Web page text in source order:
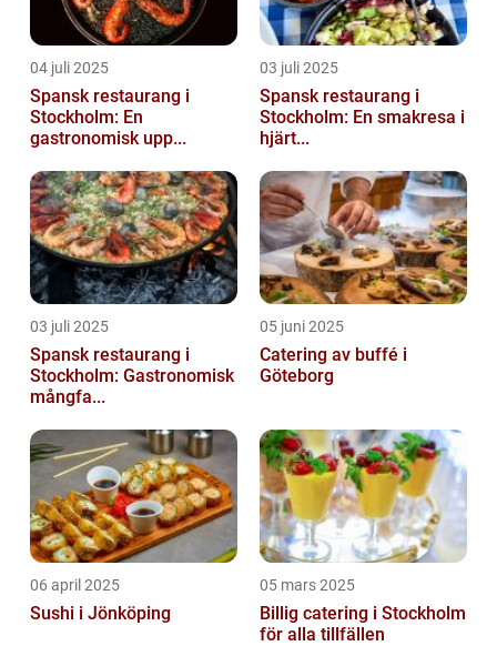
04 juli 2025
Spansk restaurang i
Stockholm: En
gastronomisk upp...
03 juli 2025
Spansk restaurang i
Stockholm: En smakresa i
hjärt...
03 juli 2025
Spansk restaurang i
Stockholm: Gastronomisk
mångfa...
05 juni 2025
Catering av buffé i
Göteborg
06 april 2025
Sushi i Jönköping
05 mars 2025
Billig catering i Stockholm
för alla tillfällen